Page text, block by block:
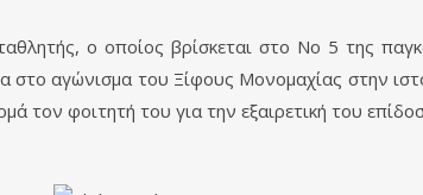
ο οποίος βρίσκεται στο Νο 5 της
στο αγώνισμα του Ξίφους Μονομαχίας στην
τον φοιτητή του για την εξαιρετική του